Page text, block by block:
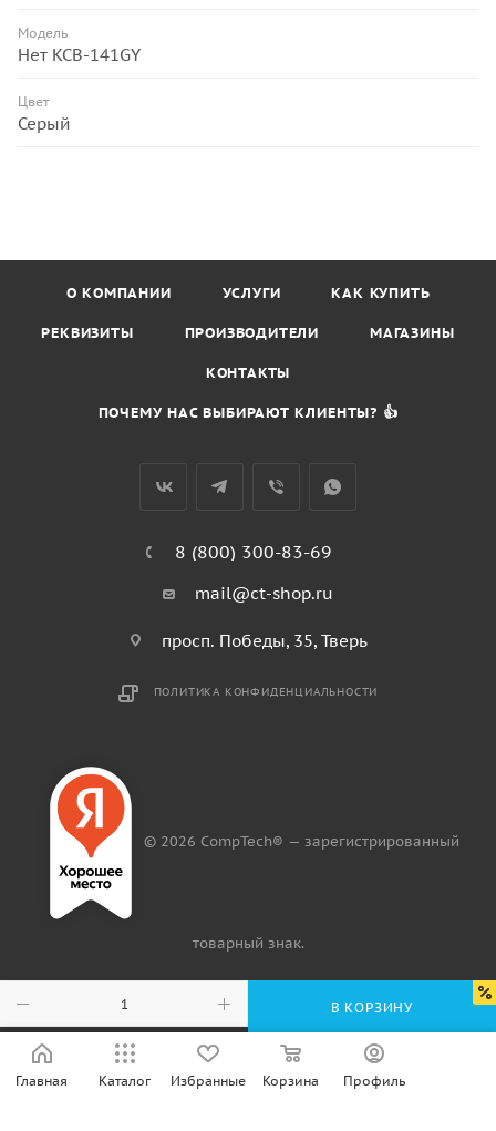
В КОРЗИНУ
Модель
Нет KCB-141GY
Цвет
Серый
О КОМПАНИИ УСЛУГИ КАК КУПИТЬ
РЕКВИЗИТЫ ПРОИЗВОДИТЕЛИ МАГАЗИНЫ
КОНТАКТЫ
ПОЧЕМУ НАС ВЫБИРАЮТ КЛИЕНТЫ? 👍
8 (800) 300-83-69
mail@ct-shop.ru
просп. Победы, 35, Тверь
ПОЛИТИКА КОНФИДЕНЦИАЛЬНОСТИ
© 2026 CompTech® — зарегистрированный
товарный знак.
Главная Каталог Избранные Корзина Профиль